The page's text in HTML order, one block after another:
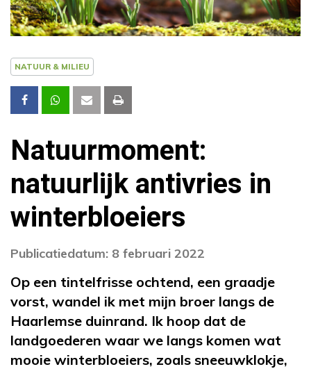
NATUUR & MILIEU
Natuurmoment:
natuurlijk antivries in
winterbloeiers
Publicatiedatum: 8 februari 2022
Op een tintelfrisse ochtend, een graadje
vorst, wandel ik met mijn broer langs de
Haarlemse duinrand. Ik hoop dat de
landgoederen waar we langs komen wat
mooie winterbloeiers, zoals sneeuwklokje,